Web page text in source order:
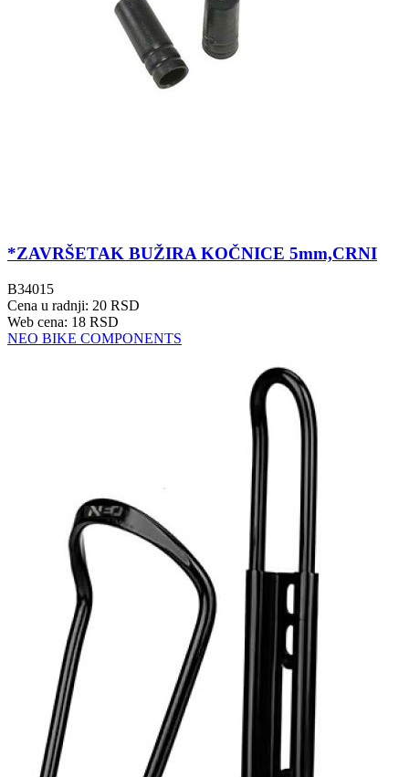
*ZAVRŠETAK BUŽIRA KOČNICE 5mm,CRNI
B34015
Cena u radnji: 20 RSD
Web cena: 18 RSD
NEO BIKE COMPONENTS